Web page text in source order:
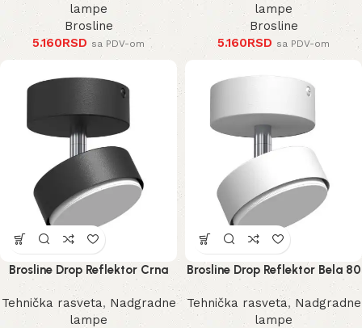
lampe
Brosline
5.160RSD sa PDV-om
lampe
Brosline
5.160RSD sa PDV-om
Brosline Drop Reflektor Crna
80 mm 100 mm
Tehnička rasveta, Nadgradne
lampe
Brosline Drop Reflektor Bela 80
mm 100 mm
Tehnička rasveta, Nadgradne
lampe